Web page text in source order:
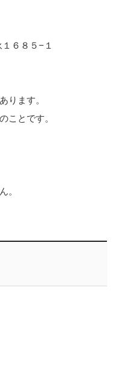
６８５−１
ります。
ことです。
。